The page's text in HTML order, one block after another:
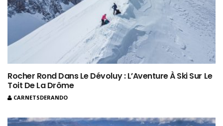
Rocher Rond Dans Le Dévoluy : L’Aventure À Ski Sur Le
Toit De La Drôme
CARNETSDERANDO